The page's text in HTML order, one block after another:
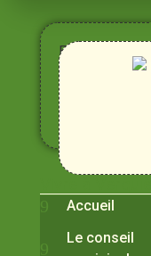
Entre
Rhône,
Alpilles
et
Durance
Accueil
Le conseil